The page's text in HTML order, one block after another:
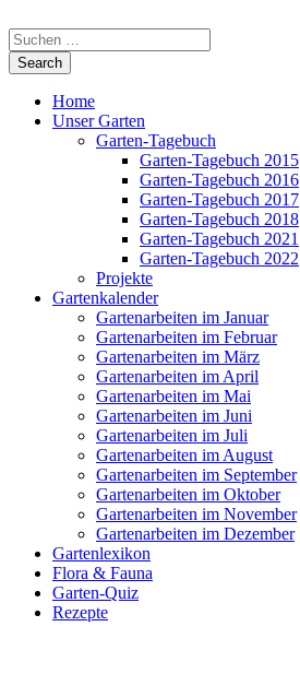
Home
Unser Garten
Garten-Tagebuch
Garten-Tagebuch 2015
Garten-Tagebuch 2016
Garten-Tagebuch 2017
Garten-Tagebuch 2018
Garten-Tagebuch 2021
Garten-Tagebuch 2022
Projekte
Gartenkalender
Gartenarbeiten im Januar
Gartenarbeiten im Februar
Gartenarbeiten im März
Gartenarbeiten im April
Gartenarbeiten im Mai
Gartenarbeiten im Juni
Gartenarbeiten im Juli
Gartenarbeiten im August
Gartenarbeiten im September
Gartenarbeiten im Oktober
Gartenarbeiten im November
Gartenarbeiten im Dezember
Gartenlexikon
Flora & Fauna
Garten-Quiz
Rezepte